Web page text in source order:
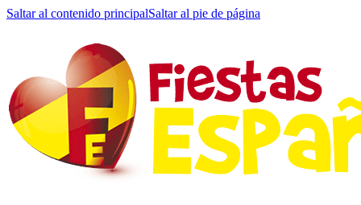
Saltar al contenido principalSaltar al pie de página